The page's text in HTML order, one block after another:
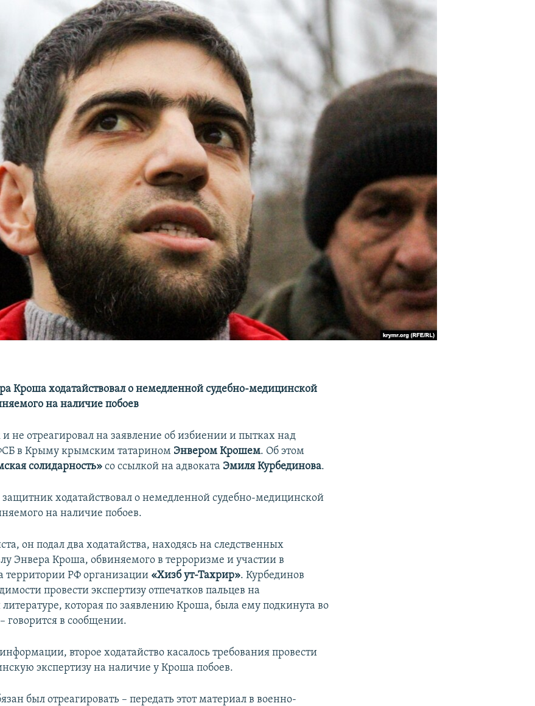
Кроша ходатайствовал о немедленной судебно-медицинской
на наличие побоев
и не отреагировал на заявление об избиении и пытках над
в Крыму крымским татарином Энвером Крошем. Об этом
солидарность» со ссылкой на адвоката Эмиля Курбединова.
защитник ходатайствовал о немедленной судебно-медицинской
на наличие побоев.
он подал два ходатайства, находясь на следственных
Энвера Кроша, обвиняемого в терроризме и участии в
территории РФ организации «Хизб ут-Тахрир». Курбединов
провести экспертизу отпечатков пальцев на
литературе, которая по заявлению Кроша, была ему подкинута во
говорится в сообщении.
второе ходатайство касалось требования провести
экспертизу на наличие у Кроша побоев.
был отреагировать – передать этот материал в военно-